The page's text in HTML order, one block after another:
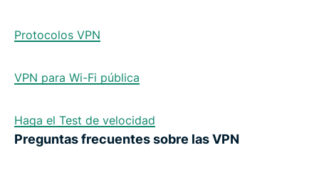
Protocolos VPN
VPN para Wi-Fi pública
Haga el Test de velocidad
Preguntas frecuentes sobre las VPN